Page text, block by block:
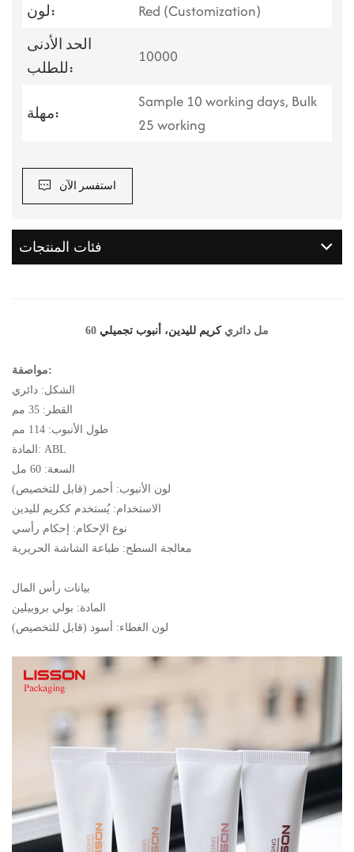
لون:
Red (Customization)
الحد الأدنى
للطلب:
10000
مهلة:
Sample 10 working days, Bulk
25 working
استفسر الآن
فئات المنتجات
60 مل دائريكريم لليدين، أنبوب تجميلي
مواصفة:
الشكل: دائري
القطر: 35 مم
طول الأنبوب: 114 مم
المادة: ABL
السعة: 60 مل
لون الأنبوب: أحمر (قابل للتخصيص)
الاستخدام: يُستخدم ككريم لليدين
نوع الإحكام: إحكام رأسي
معالجة السطح: طباعة الشاشة الحريرية
بيانات رأس المال
المادة: بولي بروبيلين
لون الغطاء: أسود (قابل للتخصيص)